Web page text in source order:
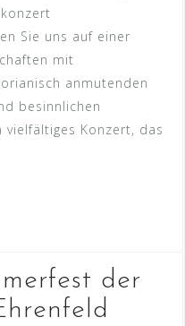
Sie uns auf einer
mit
anmutenden
besinnlichen
vielfältiges Konzert, das
der